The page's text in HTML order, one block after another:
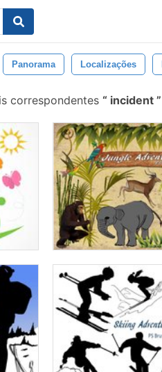
Panorama Localizações
correspondentes incident